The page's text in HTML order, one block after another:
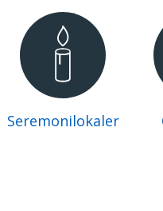
Seremonilokaler